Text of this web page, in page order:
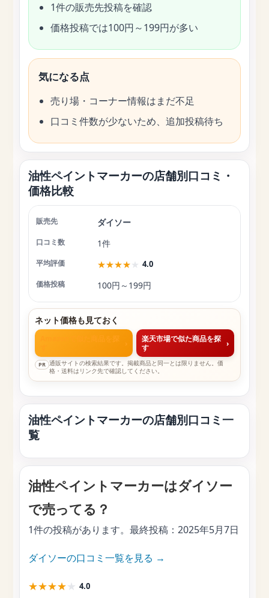
1件の販売先投稿を確認
価格投稿では100円～199円が多い
気になる点
売り場・コーナー情報はまだ不足
口コミ件数が少ないため、追加投稿待ち
油性ペイントマーカーの店舗別口コミ・
価格比較
店舗 口コミ数 平均評価
ダイソー
1件
★★★★ ★ 4.0
100円～199円
ネット価格も見ておく
›
楽天市場で似た商品を探
す
›
PR 通販サイトの検索結果です。掲載商品と同一とは限りません。価
格・送料はリンク先で確認してください。
油性ペイントマーカーの店舗別口コミ一
覧
油性ペイントマーカーはダイソー
で売ってる？
1件の投稿があります。最終投稿： 2025年5月7日
ダイソーの口コミ一覧を見る →
★★★★★ 4.0